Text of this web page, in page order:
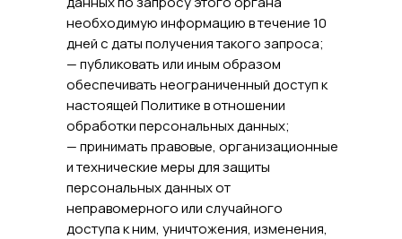
необходимую информацию в течение 10
дней с даты получения такого запроса;
— публиковать или иным образом
обеспечивать неограниченный доступ к
настоящей Политике в отношении
обработки персональных данных;
— принимать правовые, организационные
и технические меры для защиты
персональных данных от
неправомерного или случайного
доступа к ним, уничтожения, изменения,